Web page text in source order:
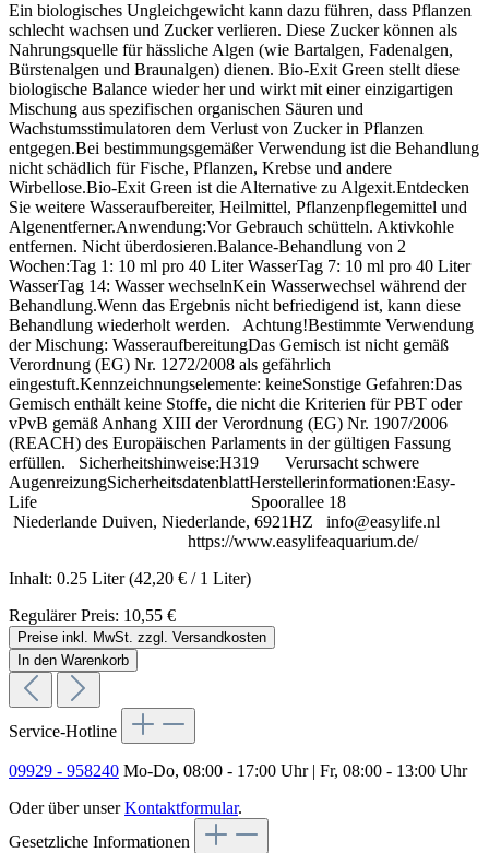
Ein biologisches Ungleichgewicht kann dazu führen, dass Pflanzen
schlecht wachsen und Zucker verlieren. Diese Zucker können als
Nahrungsquelle für hässliche Algen (wie Bartalgen, Fadenalgen,
Bürstenalgen und Braunalgen) dienen. Bio-Exit Green stellt diese
biologische Balance wieder her und wirkt mit einer einzigartigen
Mischung aus spezifischen organischen Säuren und
Wachstumsstimulatoren dem Verlust von Zucker in Pflanzen
entgegen.Bei bestimmungsgemäßer Verwendung ist die Behandlung
nicht schädlich für Fische, Pflanzen, Krebse und andere
Wirbellose.Bio-Exit Green ist die Alternative zu Algexit.Entdecken
Sie weitere Wasseraufbereiter, Heilmittel, Pflanzenpflegemittel und
Algenentferner.Anwendung:Vor Gebrauch schütteln. Aktivkohle
entfernen. Nicht überdosieren.Balance-Behandlung von 2
Wochen:Tag 1: 10 ml pro 40 Liter WasserTag 7: 10 ml pro 40 Liter
WasserTag 14: Wasser wechselnKein Wasserwechsel während der
Behandlung.Wenn das Ergebnis nicht befriedigend ist, kann diese
Behandlung wiederholt werden. Achtung!Bestimmte Verwendung
der Mischung: WasseraufbereitungDas Gemisch ist nicht gemäß
Verordnung (EG) Nr. 1272/2008 als gefährlich
eingestuft.Kennzeichnungselemente: keineSonstige Gefahren:Das
Gemisch enthält keine Stoffe, die nicht die Kriterien für PBT oder
vPvB gemäß Anhang XIII der Verordnung (EG) Nr. 1907/2006
(REACH) des Europäischen Parlaments in der gültigen Fassung
erfüllen. Sicherheitshinweise:H319 Verursacht schwere
AugenreizungSicherheitsdatenblattHerstellerinformationen:Easy-
Life Spoorallee 18
Niederlande Duiven, Niederlande, 6921HZ info@easylife.nl
https://www.easylifeaquarium.de/
Inhalt: 0.25 Liter(42,20 € / 1 Liter)
Regulärer Preis: 10,55 €
Preise inkl. MwSt. zzgl. Versandkosten
In den Warenkorb
Service-Hotline
09929 - 958240 Mo-Do, 08:00 - 17:00 Uhr | Fr, 08:00 - 13:00 Uhr
Oder über unserKontaktformular.
Gesetzliche Informationen